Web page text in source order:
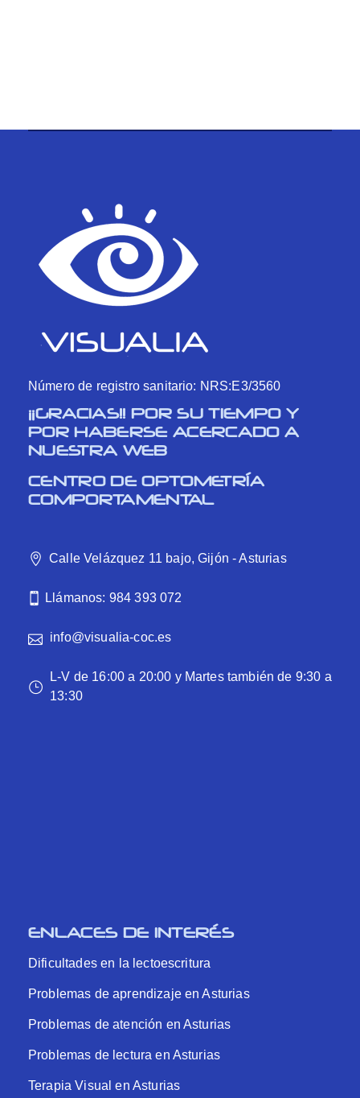
Número de registro sanitario: NRS:E3/3560
¡¡GRACIAS!! POR SU TIEMPO Y
POR HABERSE ACERCADO A
NUESTRA WEB
CENTRO DE OPTOMETRÍA
COMPORTAMENTAL
Calle Velázquez 11 bajo, Gijón - Asturias
Llámanos: 984 393 072
info@visualia-coc.es
L-V de 16:00 a 20:00 y Martes también de 9:30 a
13:30
ENLACES DE INTERÉS
Dificultades en la lectoescritura
Problemas de aprendizaje en Asturias
Problemas de atención en Asturias
Problemas de lectura en Asturias
Terapia Visual en Asturias